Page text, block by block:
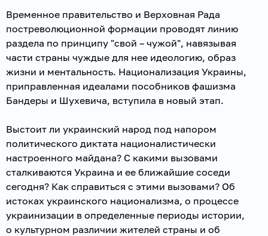
Временное правительство и Верховная Рада
постреволюционной формации проводят линию
раздела по принципу "свой – чужой", навязывая
части страны чуждые для нее идеологию, образ
жизни и ментальность. Национализация Украины,
приправленная идеалами пособников фашизма
Бандеры и Шухевича, вступила в новый этап.
Выстоит ли украинский народ под напором
политического диктата националистически
настроенного майдана? С какими вызовами
сталкиваются Украина и ее ближайшие соседи
сегодня? Как справиться с этими вызовами? Об
истоках украинского национализма, о процессе
украинизации в определенные периоды истории,
о культурном различии жителей страны и об